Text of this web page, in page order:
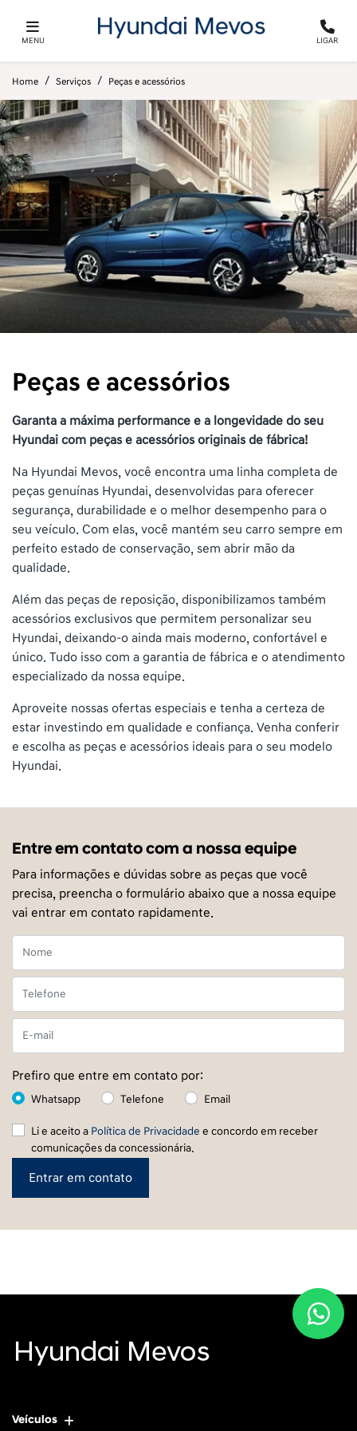
MENU LIGAR
Home Serviços Peças e acessórios
Peças e acessórios
Garanta a máxima performance e a longevidade do seu
Hyundai com peças e acessórios originais de fábrica!
Na Hyundai Mevos, você encontra uma linha completa de
peças genuínas Hyundai, desenvolvidas para oferecer
segurança, durabilidade e o melhor desempenho para o
seu veículo. Com elas, você mantém seu carro sempre em
perfeito estado de conservação, sem abrir mão da
qualidade.
Além das peças de reposição, disponibilizamos também
acessórios exclusivos que permitem personalizar seu
Hyundai, deixando-o ainda mais moderno, confortável e
único. Tudo isso com a garantia de fábrica e o atendimento
especializado da nossa equipe.
Aproveite nossas ofertas especiais e tenha a certeza de
estar investindo em qualidade e confiança. Venha conferir
e escolha as peças e acessórios ideais para o seu modelo
Hyundai.
Entre em contato com a nossa equipe
Para informações e dúvidas sobre as peças que você
precisa, preencha o formulário abaixo que a nossa equipe
vai entrar em contato rapidamente.
Prefiro que entre em contato por:
Whatsapp Telefone Email
Li e aceito a Política de Privacidade e concordo em receber
comunicações da concessionária.
Entrar em contato
Veículos